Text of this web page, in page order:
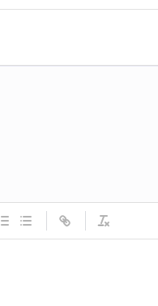
Saldırılarda DDoS Öne